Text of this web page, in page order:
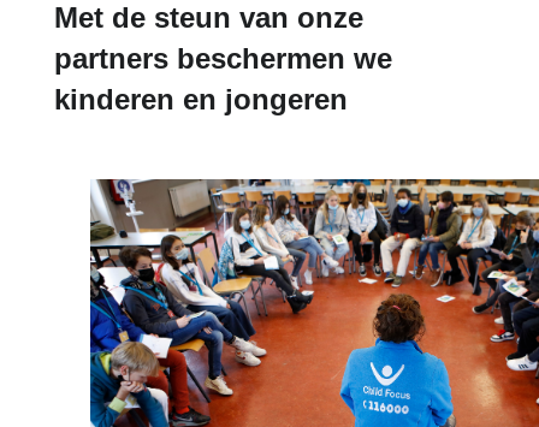
Met de steun van onze
partners beschermen we
kinderen en jongeren